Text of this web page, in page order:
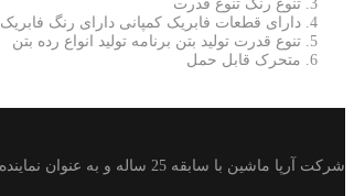
تنوع رنگ تنوع قدرت
دارای قطعات فابریک کمپانی دارای رنگ فابریک
تنوع قدرت تولید بتن برنامه تولید انواع رده بتن
متحرک قابل حمل
شرکت آرپا ماشین با سابقه 25 ساله و به عنوان نماینده فروش Schwing و CIFA و خدمات پس از فروش محصولات بهترین انتخاب مشتریان عزیز می باشد.